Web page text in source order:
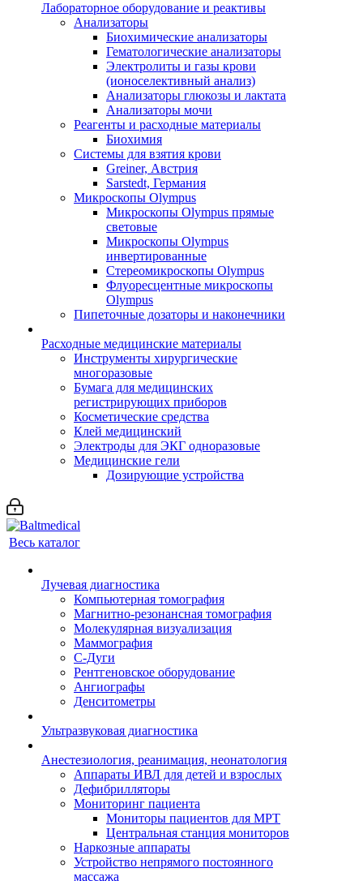
Лабораторное оборудование и реактивы
Анализаторы
Биохимические анализаторы
Гематологические анализаторы
Электролиты и газы крови
(ионоселективный анализ)
Анализаторы глюкозы и лактата
Анализаторы мочи
Реагенты и расходные материалы
Биохимия
Системы для взятия крови
Greiner, Австрия
Sarstedt, Германия
Микроскопы Olympus
Микроскопы Olympus прямые
световые
Микроскопы Olympus
инвертированные
Стереомикроскопы Olympus
Флуоресцентные микроскопы
Olympus
Пипеточные дозаторы и наконечники
Расходные медицинские материалы
Инструменты хирургические
многоразовые
Бумага для медицинских
регистрирующих приборов
Косметические средства
Клей медицинский
Электроды для ЭКГ одноразовые
Медицинские гели
Дозирующие устройства
Весь каталог
Лучевая диагностика
Компьютерная томография
Магнитно-резонансная томография
Молекулярная визуализация
Маммография
С-Дуги
Рентгеновское оборудование
Ангиографы
Денситометры
Ультразвуковая диагностика
Анестезиология, реанимация, неонатология
Аппараты ИВЛ для детей и взрослых
Дефибрилляторы
Мониторинг пациента
Мониторы пациентов для МРТ
Центральная станция мониторов
Наркозные аппараты
Устройство непрямого постоянного
массажа